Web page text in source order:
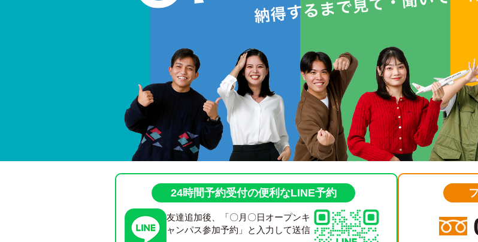
24時間予約受付の便利なLINE予約
友達追加後、「〇月〇日オープンキ
ャンパス参加予約」と入力して送信